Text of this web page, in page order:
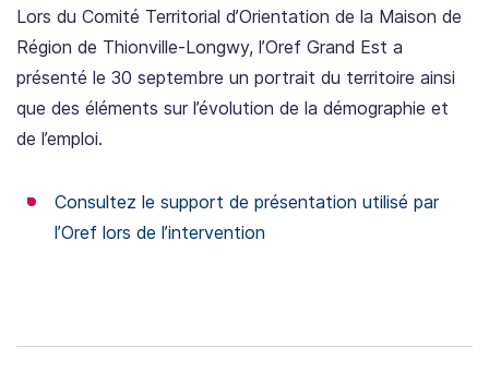
Lors du Comité Territorial d’Orientation de la Maison de
Région de Thionville-Longwy, l’Oref Grand Est a
présenté le 30 septembre un portrait du territoire ainsi
que des éléments sur l’évolution de la démographie et
de l’emploi.
Consultez le support de présentation utilisé par
l’Oref lors de l’intervention